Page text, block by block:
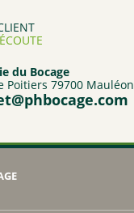
du Bocage
Poitiers 79700 Mauléon